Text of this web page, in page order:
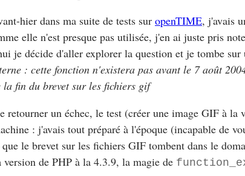
hier dans ma suite de tests sur openTIME, j'avais
elle n'est presque pas utilisée, j'en ai juste pris
je décide d'aller explorer la question et je tombe sur
: cette fonction n'existera pas avant le 7 août
la fin du brevet sur les fichiers gif
retourner un échec, le test (créer une image GIF à la
: j'avais tout préparé à l'époque (incapable de
que le brevet sur les fichiers GIF tombent dans le
version de PHP à la 4.3.9, la magie de